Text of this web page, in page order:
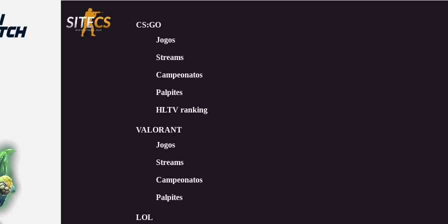
CS:GO
Jogos
Streams
Сampeonatos
Palpites
HLTV ranking
VALORANT
Jogos
Streams
Campeonatos
Palpites
LOL